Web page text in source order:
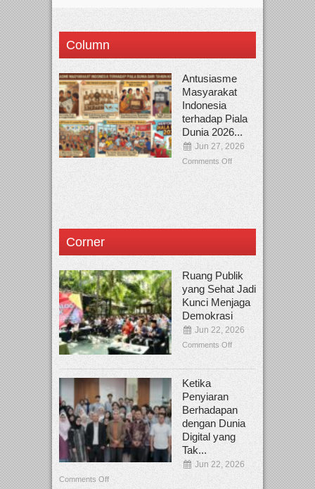
Column
Antusiasme
Masyarakat
Indonesia
terhadap Piala
Dunia 2026...
Jun 27, 2026
Comments Off
Corner
Ruang Publik
yang Sehat Jadi
Kunci Menjaga
Demokrasi
Jun 22, 2026
Comments Off
Ketika
Penyiaran
Berhadapan
dengan Dunia
Digital yang
Tak...
Jun 22, 2026
Comments Off